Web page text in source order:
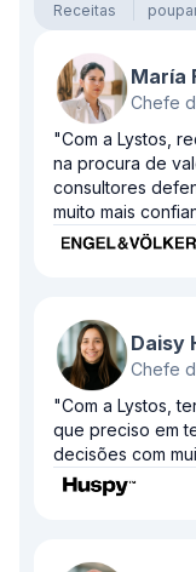
Receitas
María
Chefe
"Com a Lystos,
na procura de
consultores
muito mais
Daisy
Chefe
"Com a Lystos,
que preciso em
decisões com